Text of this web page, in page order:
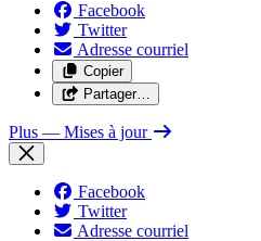
Facebook
Twitter
Adresse courriel
Copier
Partager…
Plus — Mises à jour
Facebook
Twitter
Adresse courriel